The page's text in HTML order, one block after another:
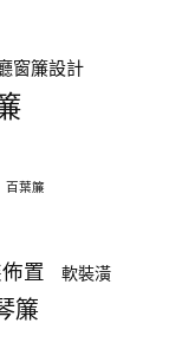
窗簾設計
百葉簾
置 軟裝潢
簾